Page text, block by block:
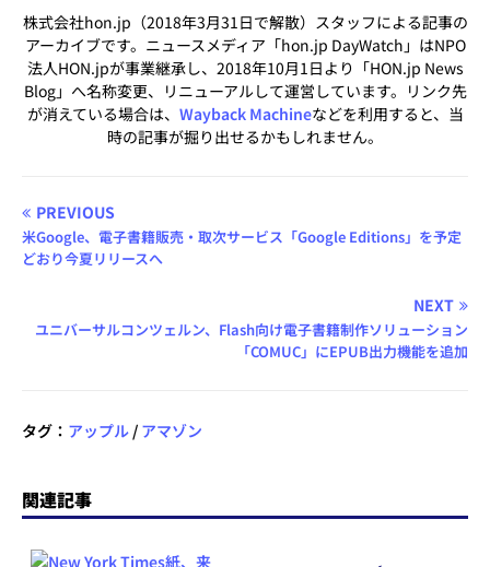
株式会社hon.jp（2018年3月31日で解散）スタッフによる記事の
アーカイブです。ニュースメディア「hon.jp DayWatch」はNPO
法人HON.jpが事業継承し、2018年10月1日より「HON.jp News
Blog」へ名称変更、リニューアルして運営しています。リンク先
が消えている場合は、 Wayback Machineなどを利用すると、当
時の記事が掘り出せるかもしれません。
PREVIOUS
米Google、電子書籍販売・取次サービス「Google Editions」を予定
どおり今夏リリースへ
NEXT
ユニバーサルコンツェルン、Flash向け電子書籍制作ソリューション
「COMUC」にEPUB出力機能を追加
タグ： アップル / アマゾン
関連記事